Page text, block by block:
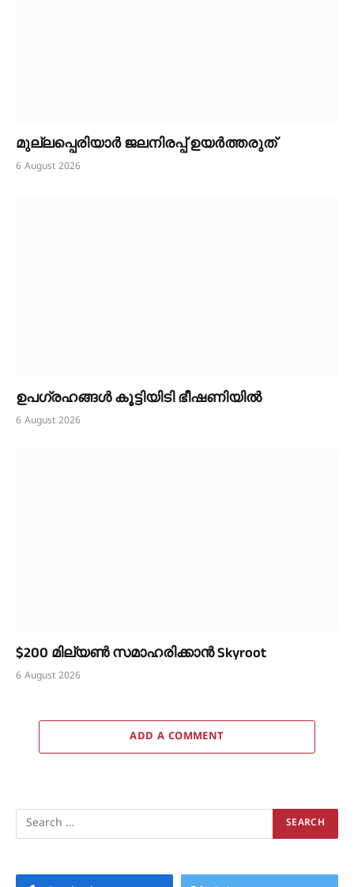
മുല്ലപ്പെരിയാർ ജലനിരപ്പ് ഉയർത്തരുത്
6 August 2026
ഉപഗ്രഹങ്ങൾ കൂട്ടിയിടി ഭീഷണിയിൽ
6 August 2026
$200 മില്യൺ സമാഹരിക്കാൻ Skyroot
6 August 2026
ADD A COMMENT